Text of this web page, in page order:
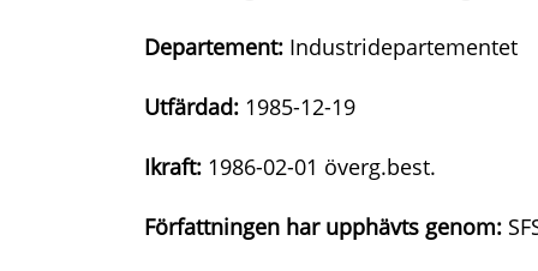
Departement: Industridepartementet
Utfärdad: 1985-12-19
Ikraft: 1986-02-01 överg.best.
Författningen har upphävts genom: